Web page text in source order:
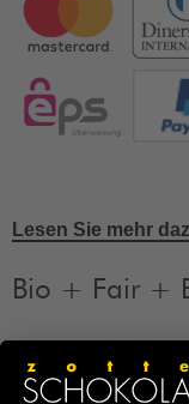
Lesen Sie mehr
Bio + Fair +